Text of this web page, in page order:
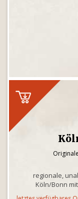
regionale,
Köln/Bonn